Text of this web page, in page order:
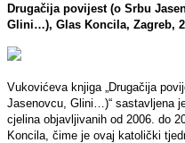
Drugačija povijest (o Srbu
Glini…), Glas Koncila, Zagreb,
Vukovićeva knjiga „Drugačija
Jasenovcu, Glini…)“ sastavljena
cjelina objavljivanih od 2006. do
Koncila, čime je ovaj katolički